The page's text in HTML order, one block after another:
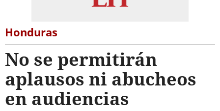
Honduras
No se permitirán
aplausos ni abucheos
en audiencias